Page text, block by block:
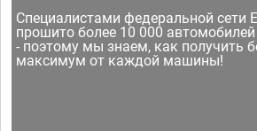
Специалистами федеральной сети
прошито более 10 000
- поэтому мы знаем, как получить
максимум от каждой машины!